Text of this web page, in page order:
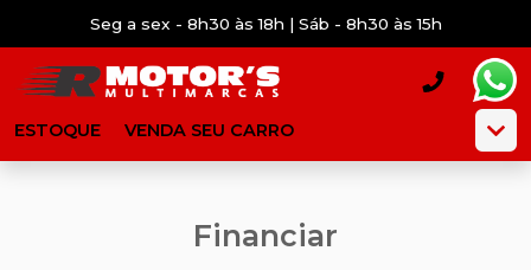
Seg a sex - 8h30 às 18h | Sáb - 8h30 às 15h
ESTOQUE VENDA SEU CARRO
Financiar